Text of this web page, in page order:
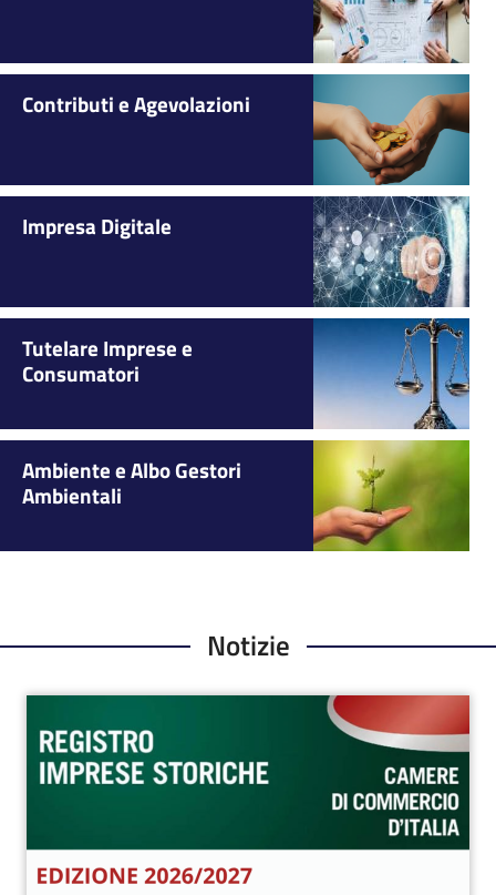
Contributi e Agevolazioni
Impresa Digitale
Tutelare Imprese e
Consumatori
Ambiente e Albo Gestori
Ambientali
Notizie